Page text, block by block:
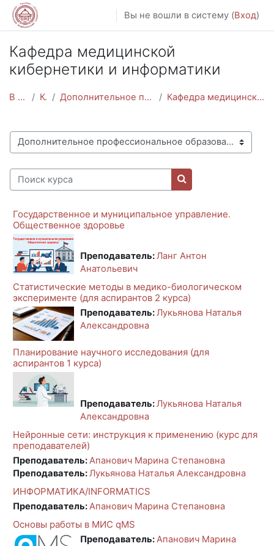
Перейти к основному содержанию
Вы не вошли в систему (Вход)
Кафедра медицинской
кибернетики и информатики
В начало Курсы Дополнительное профессиональное образование Кафедра медицинской кибернетики и информатики
Категории курсов
Поиск курса
Поиск курса
Государственное и муниципальное управление.
Общественное здоровье
Преподаватель:Ланг Антон
Анатольевич
Статистические методы в медико-биологическом
эксперименте (для аспирантов 2 курса)
Преподаватель:Лукьянова Наталья
Александровна
Планирование научного исследования (для
аспирантов 1 курса)
Преподаватель:Лукьянова Наталья
Александровна
Нейронные сети: инструкция к применению (курс для
преподавателей)
Преподаватель:Апанович Марина Степановна
Преподаватель:Лукьянова Наталья Александровна
ИНФОРМАТИКА/INFORMATICS
Преподаватель:Апанович Марина Степановна
Основы работы в МИС qMS
Преподаватель:Апанович Марина